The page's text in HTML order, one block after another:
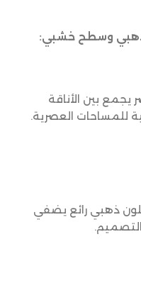
ذهبي وسطح خشبي:
بين الأناقة
للمساحات العصرية.
بلون ذهبي رائع يضفي